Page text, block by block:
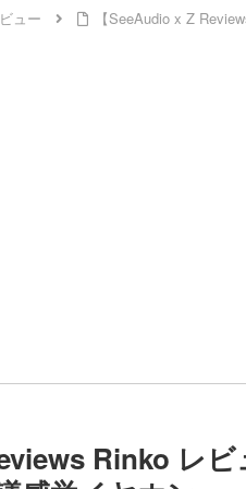
ュー 【SeeAudio x Z
Rinko レ